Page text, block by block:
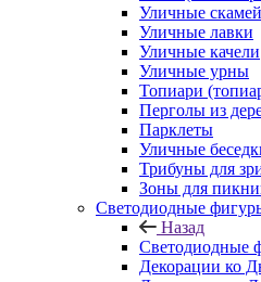
Уличные
Уличные лавки
Уличные качели
Уличные урны
Топиари
Перголы из
Парклеты
Уличные
Трибуны для
Зоны для
Светодиодные
Назад
Светодиодные
Декорации ко